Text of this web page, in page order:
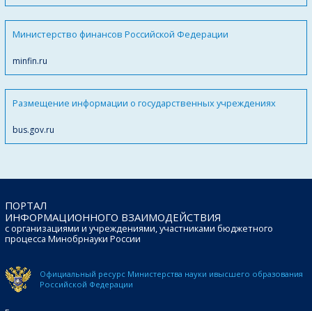
Министерство финансов Российской Федерации
minfin.ru
Размещение информации о государственных учреждениях
bus.gov.ru
ПОРТАЛ
ИНФОРМАЦИОННОГО ВЗАИМОДЕЙСТВИЯ
с организациями и учреждениями, участниками бюджетного
процесса Минобрнауки России
Официальный ресурс Министерства науки ивысшего образования
Российской Федерации